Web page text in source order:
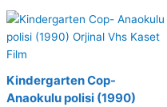
Kindergarten Cop-
Anaokulu polisi (1990)